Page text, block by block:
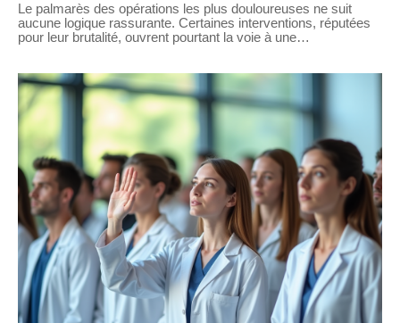
Le palmarès des opérations les plus douloureuses ne suit
aucune logique rassurante. Certaines interventions, réputées
pour leur brutalité, ouvrent pourtant la voie à une…